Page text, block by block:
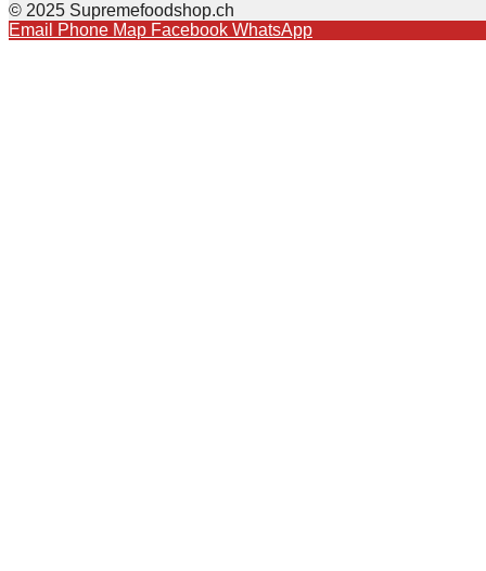
© 2025 Supremefoodshop.ch
Email
Phone Map Facebook WhatsApp